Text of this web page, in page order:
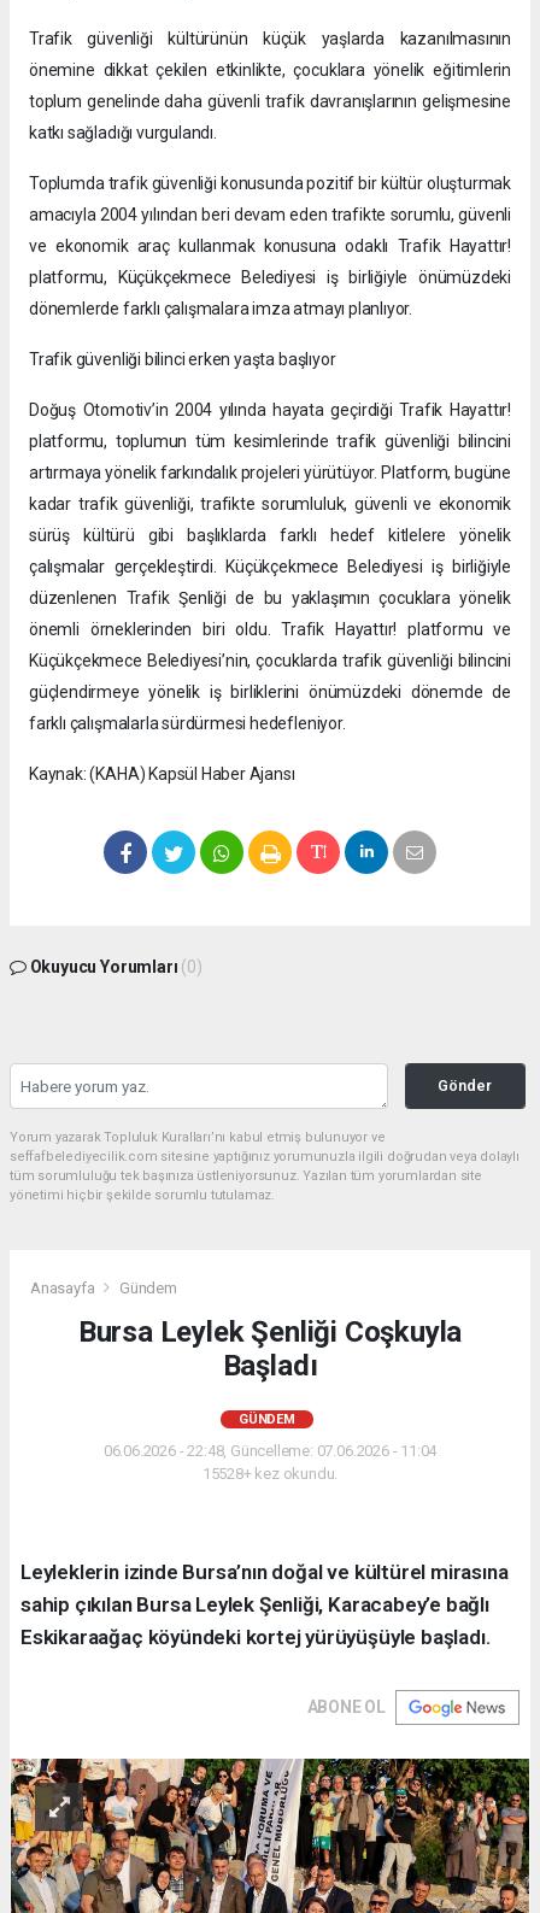
Trafik güvenliği kültürünün küçük yaşlarda kazanılmasının
önemine dikkat çekilen etkinlikte, çocuklara yönelik eğitimlerin
toplum genelinde daha güvenli trafik davranışlarının gelişmesine
katkı sağladığı vurgulandı.
Toplumda trafik güvenliği konusunda pozitif bir kültür oluşturmak
amacıyla 2004 yılından beri devam eden trafikte sorumlu, güvenli
ve ekonomik araç kullanmak konusuna odaklı Trafik Hayattır!
platformu, Küçükçekmece Belediyesi iş birliğiyle önümüzdeki
dönemlerde farklı çalışmalara imza atmayı planlıyor.
Trafik güvenliği bilinci erken yaşta başlıyor
Doğuş Otomotiv’in 2004 yılında hayata geçirdiği Trafik Hayattır!
platformu, toplumun tüm kesimlerinde trafik güvenliği bilincini
artırmaya yönelik farkındalık projeleri yürütüyor. Platform, bugüne
kadar trafik güvenliği, trafikte sorumluluk, güvenli ve ekonomik
sürüş kültürü gibi başlıklarda farklı hedef kitlelere yönelik
çalışmalar gerçekleştirdi. Küçükçekmece Belediyesi iş birliğiyle
düzenlenen Trafik Şenliği de bu yaklaşımın çocuklara yönelik
önemli örneklerinden biri oldu. Trafik Hayattır! platformu ve
Küçükçekmece Belediyesi’nin, çocuklarda trafik güvenliği bilincini
güçlendirmeye yönelik iş birliklerini önümüzdeki dönemde de
farklı çalışmalarla sürdürmesi hedefleniyor.
Kaynak: (KAHA) Kapsül Haber Ajansı
Okuyucu Yorumları (0)
Gönder
Yorum yazarak Topluluk Kuralları’nı kabul etmiş bulunuyor ve
seffafbelediyecilik.com sitesine yaptığınız yorumunuzla ilgili doğrudan veya dolaylı
tüm sorumluluğu tek başınıza üstleniyorsunuz. Yazılan tüm yorumlardan site
yönetimi hiçbir şekilde sorumlu tutulamaz.
Anasayfa Gündem
Bursa Leylek Şenliği Coşkuyla
Başladı
GÜNDEM
06.06.2026 - 22:48, Güncelleme: 07.06.2026 - 11:04
15528+ kez okundu.
Leyleklerin izinde Bursa’nın doğal ve kültürel mirasına
sahip çıkılan Bursa Leylek Şenliği, Karacabey’e bağlı
Eskikaraağaç köyündeki kortej yürüyüşüyle başladı.
ABONE OL